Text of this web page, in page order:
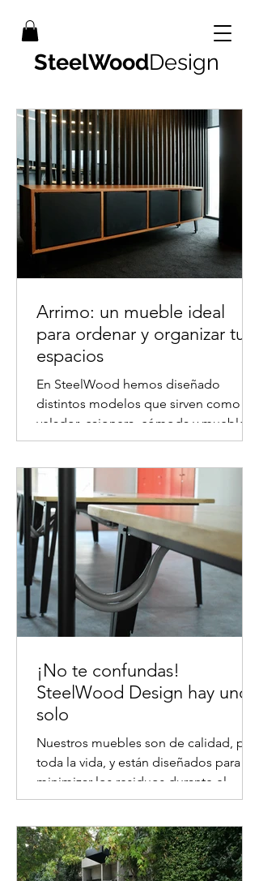
SteelWoodDesign
Arrimo: un mueble ideal
para ordenar y organizar tus
espacios
En SteelWood hemos diseñado
distintos modelos que sirven como
velador, cajonera, cómoda y muebles
de apoyo, entre otros. Los arrimos...
¡No te confundas!
SteelWood Design hay uno
solo
Nuestros muebles son de calidad, para
toda la vida, y están diseñados para
minimizar los residuos durante el
proceso de fabricación y...